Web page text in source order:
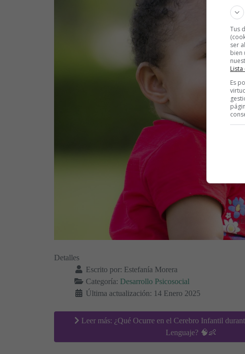
Detalles
Escrito por: Estefanía Morera
Categoría: Desarrollo Psicosocial
Última actualización: 14 Enero 2025
Leer más: ¿Qué Ocurre en el Cerebro Infantil
Lenguaje? 🧠👶
Tus
ser
bien
Es